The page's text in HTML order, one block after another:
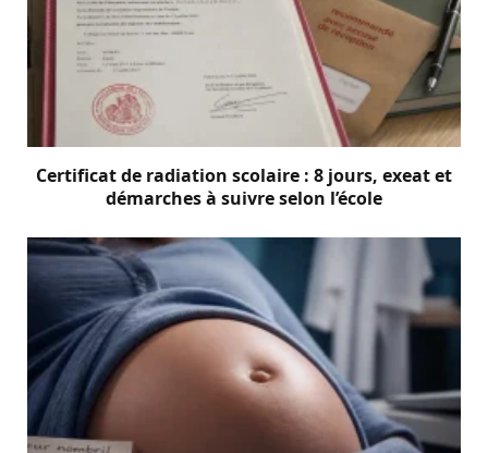
Certificat de radiation scolaire : 8 jours, exeat et
démarches à suivre selon l’école